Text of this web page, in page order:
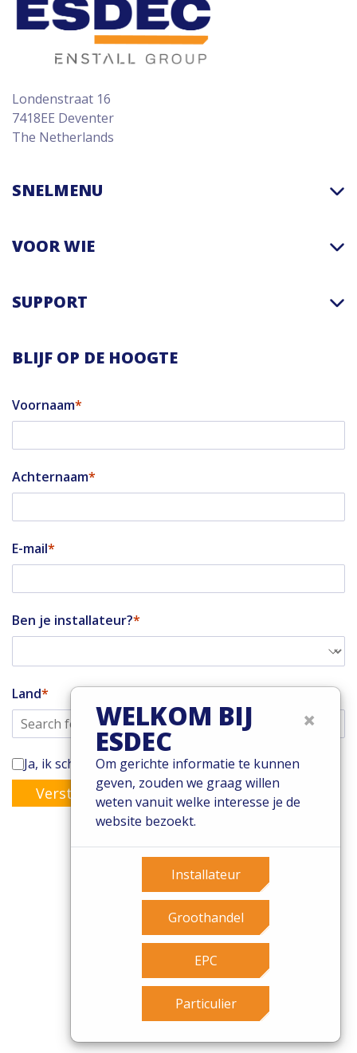
Londenstraat 16
7418EE Deventer
The Netherlands
SNELMENU
VOOR WIE
SUPPORT
BLIJF OP DE HOOGTE
Voornaam
Achternaam
E-mail
Ben je installateur?
Land
Ja, ik schrijf mij in voor de Enstall-nieuwsbrief
Versturen
© 2026 Esdec. Alle rechten voorbehouden
Algemene voorwaarden
Garantievoorwaarden
Governance
Cookies
Privacy policy
×
WELKOM BIJ
ESDEC
Om gerichte informatie te kunnen
geven, zouden we graag willen
weten vanuit welke interesse je de
website bezoekt.
Installateur
Groothandel
EPC
Particulier